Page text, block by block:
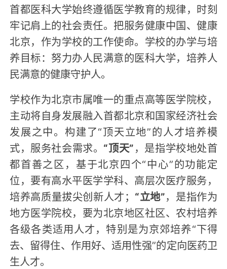
首都医科大学始终遵循医学教育的规律，时刻
牢记肩上的社会责任。把服务健康中国、健康
北京，作为学校的工作使命。学校的办学与培
养目标：努力办人民满意的医科大学，培养人
民满意的健康守护人。
学校作为北京市属唯一的重点高等医学院校，
主动将自身发展融入首都北京和国家经济社会
发展之中。构建了“顶天立地”的人才培养模
式，服务社会需求。 “顶天”，是指学校地处首
都首善之区，基于北京四个“中心”的功能定
位，要有高水平医学学科、高层次医疗服务，
培养高质量拔尖创新人才； “立地”，是指作为
地方医学院校，要为北京地区社区、农村培养
各级各类适用人才，特别是为京郊培养“下得
去、留得住、作用好、适用性强”的定向医药卫
生人才。